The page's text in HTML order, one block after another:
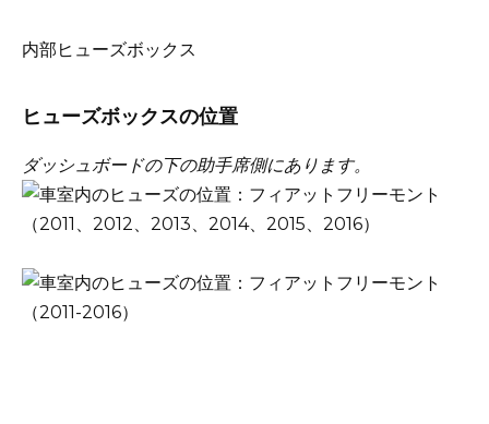
内部ヒューズボックス
ヒューズボックスの位置
ダッシュボードの下の助手席側にあります。